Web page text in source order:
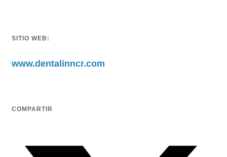
SITIO WEB:
www.dentalinncr.com
COMPARTIR